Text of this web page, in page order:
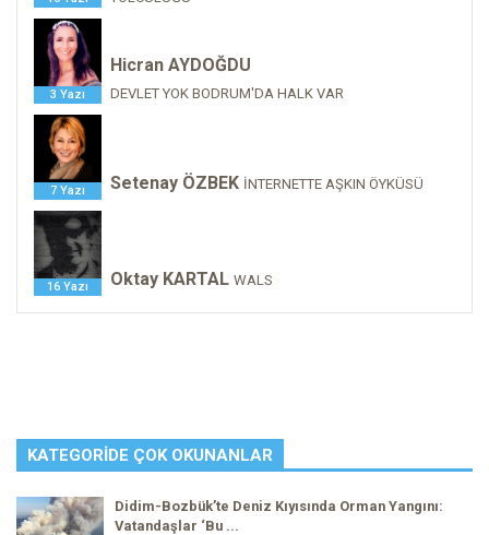
3 Yazı
Hicran AYDOĞDU
DEVLET YOK BODRUM'DA HALK VAR
7 Yazı Setenay ÖZBEK İNTERNETTE AŞKIN ÖYKÜSÜ
16 Yazı Oktay KARTAL WALS
KATEGORIDE ÇOK OKUNANLAR
Didim-Bozbük’te Deniz Kıyısında Orman Yangını:
Vatandaşlar ‘Bu ...